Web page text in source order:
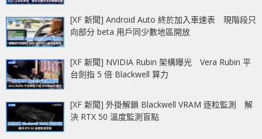
[XF 新聞] Android Auto 終於加入車速表 現階段只
向部分 beta 用戶同少數地區開放
[XF 新聞] NVIDIA Rubin 架構曝光 Vera Rubin 平
台劍指 5 倍 Blackwell 算力
[XF 新聞] 外掛解鎖 Blackwell VRAM 逐粒監測 解
決 RTX 50 溫度監測盲點